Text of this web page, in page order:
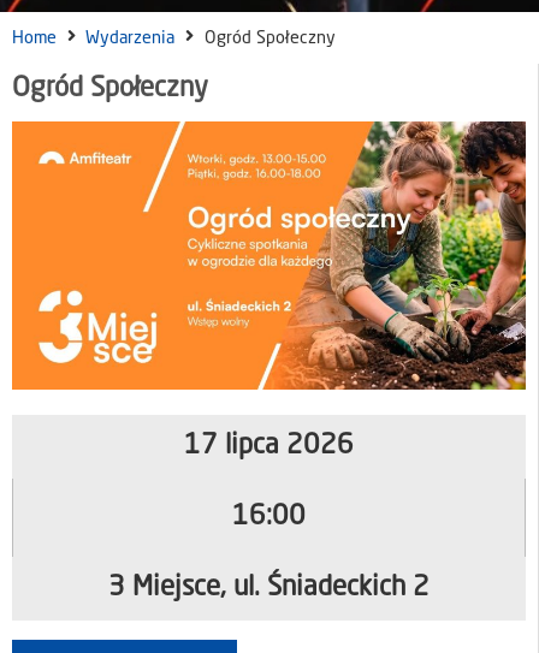
Home Wydarzenia Ogród Społeczny
Ogród Społeczny
17 lipca 2026
16:00
3 Miejsce, ul. Śniadeckich 2